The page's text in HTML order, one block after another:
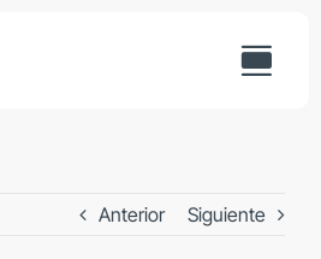
Anterior Siguiente